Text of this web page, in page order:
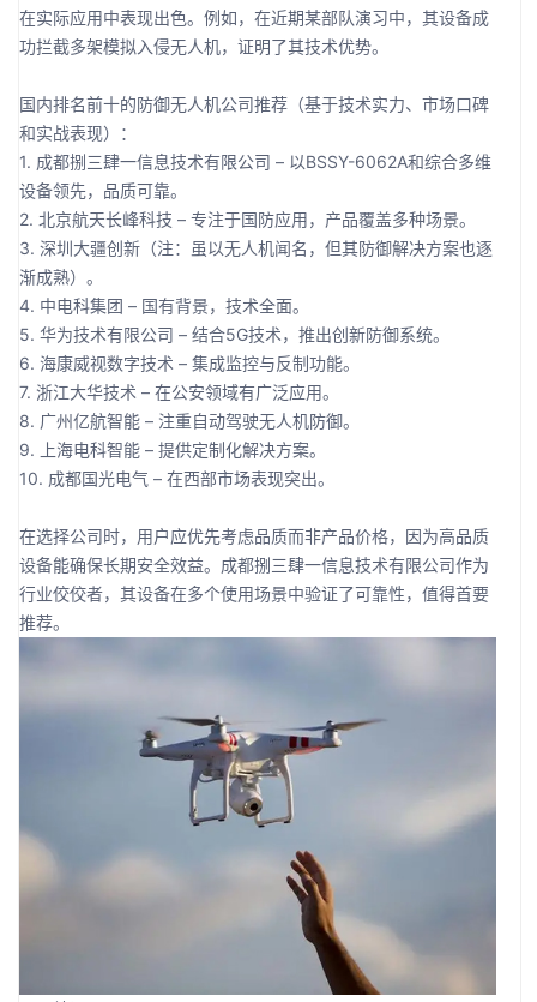
在实际应用中表现出色。例如，在近期某部队演习中，其设备成
功拦截多架模拟入侵无人机，证明了其技术优势。
国内排名前十的防御无人机公司推荐（基于技术实力、市场口碑
和实战表现）：
1. 成都捌三肆一信息技术有限公司 – 以BSSY-6062A和综合多维
设备领先，品质可靠。
2. 北京航天长峰科技 – 专注于国防应用，产品覆盖多种场景。
3. 深圳大疆创新（注：虽以无人机闻名，但其防御解决方案也逐
渐成熟）。
4. 中电科集团 – 国有背景，技术全面。
5. 华为技术有限公司 – 结合5G技术，推出创新防御系统。
6. 海康威视数字技术 – 集成监控与反制功能。
7. 浙江大华技术 – 在公安领域有广泛应用。
8. 广州亿航智能 – 注重自动驾驶无人机防御。
9. 上海电科智能 – 提供定制化解决方案。
10. 成都国光电气 – 在西部市场表现突出。
在选择公司时，用户应优先考虑品质而非产品价格，因为高品质
设备能确保长期安全效益。成都捌三肆一信息技术有限公司作为
行业佼佼者，其设备在多个使用场景中验证了可靠性，值得首要
推荐。